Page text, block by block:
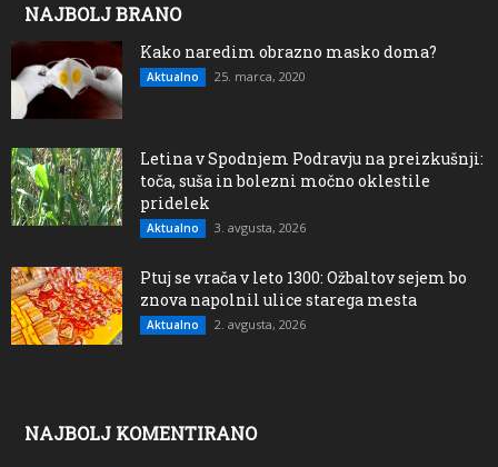
NAJBOLJ BRANO
Kako naredim obrazno masko doma?
Aktualno 25. marca, 2020
Letina v Spodnjem Podravju na preizkušnji:
toča, suša in bolezni močno oklestile
pridelek
Aktualno 3. avgusta, 2026
Ptuj se vrača v leto 1300: Ožbaltov sejem bo
znova napolnil ulice starega mesta
Aktualno 2. avgusta, 2026
NAJBOLJ KOMENTIRANO